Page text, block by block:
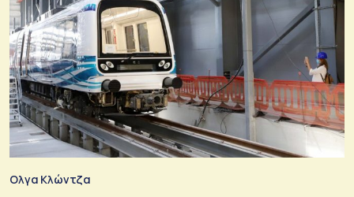
Ολγα Κλώντζα